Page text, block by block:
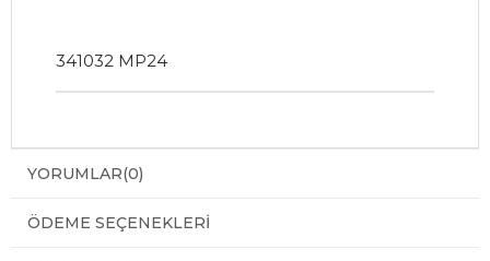
341032 MP24
YORUMLAR(0)
ÖDEME SEÇENEKLERI